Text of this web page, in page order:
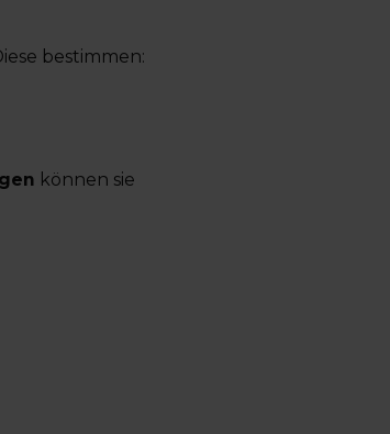
bestimmen:
können sie